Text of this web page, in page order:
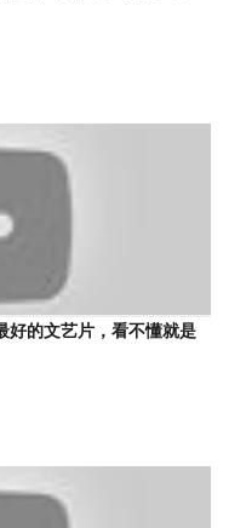
好的文艺片，看不懂就是